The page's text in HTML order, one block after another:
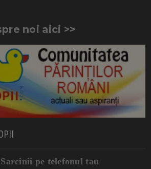
noi aici >>
Sarcinii pe telefonul tau